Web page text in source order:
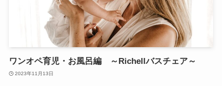
ワンオペ育児・お風呂編 ～Richellバスチェア～
2023年11月13日